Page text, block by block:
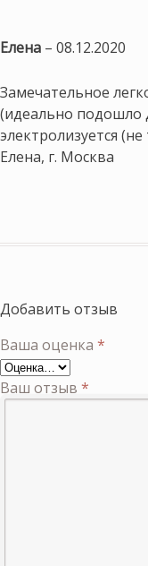
Елена – 08.12.2020
Замечательное
(идеально подошло
электролизуется
Елена, г. Москва
Добавить отзыв
Ваша оценка *
Ваш отзыв *